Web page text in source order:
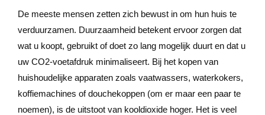
De meeste mensen zetten zich bewust in om hun huis te
verduurzamen. Duurzaamheid betekent ervoor zorgen dat
wat u koopt, gebruikt of doet zo lang mogelijk duurt en dat u
uw CO2-voetafdruk minimaliseert. Bij het kopen van
huishoudelijke apparaten zoals vaatwassers, waterkokers,
koffiemachines of douchekoppen (om er maar een paar te
noemen), is de uitstoot van kooldioxide hoger. Het is veel